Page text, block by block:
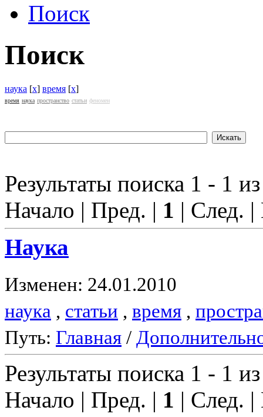
Поиск
Поиск
наука [x] время [x]
время наука пространство статьи феномен
Результаты поиска 1 - 1
Начало | Пред. | 1 | След.
Наука
Изменен: 24.01.2010
наука , статьи , время ,
Путь: Главная /
Результаты поиска 1 - 1
Начало | Пред. | 1 | След.